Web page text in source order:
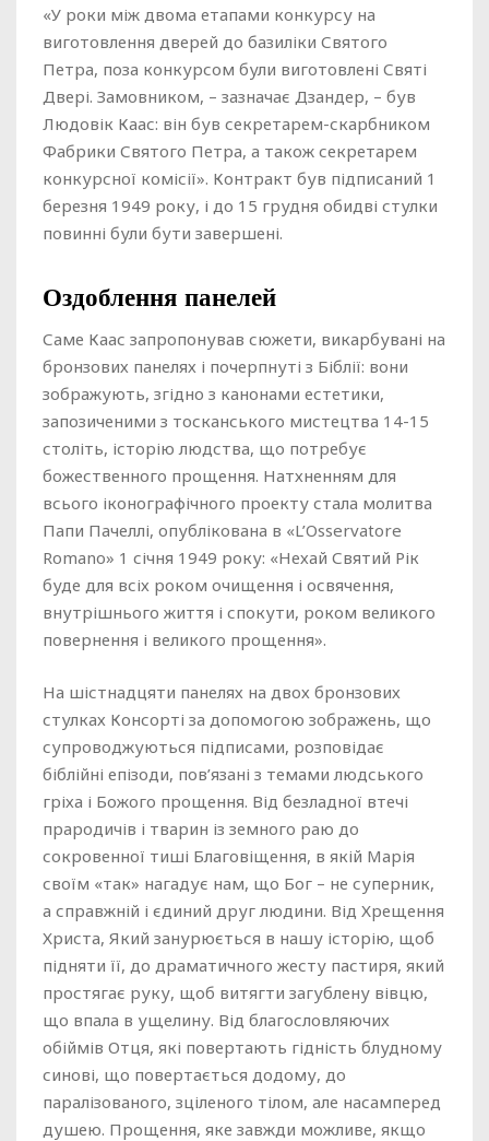
«У роки між двома етапами конкурсу на
виготовлення дверей до базиліки Святого
Петра, поза конкурсом були виготовлені Святі
Двері. Замовником, – зазначає Дзандер, – був
Людовік Каас: він був секретарем-скарбником
Фабрики Святого Петра, а також секретарем
конкурсної комісії». Контракт був підписаний 1
березня 1949 року, і до 15 грудня обидві стулки
повинні були бути завершені.
Оздоблення панелей
Саме Каас запропонував сюжети, викарбувані на
бронзових панелях і почерпнуті з Біблії: вони
зображують, згідно з канонами естетики,
запозиченими з тосканського мистецтва 14-15
століть, історію людства, що потребує
божественного прощення. Натхненням для
всього іконографічного проекту стала молитва
Папи Пачеллі, опублікована в «L’Osservatore
Romano» 1 січня 1949 року: «Нехай Святий Рік
буде для всіх роком очищення і освячення,
внутрішнього життя і спокути, роком великого
повернення і великого прощення».
На шістнадцяти панелях на двох бронзових
стулках Консорті за допомогою зображень, що
супроводжуються підписами, розповідає
біблійні епізоди, пов’язані з темами людського
гріха і Божого прощення. Від безладної втечі
прародичів і тварин із земного раю до
сокровенної тиші Благовіщення, в якій Марія
своїм «так» нагадує нам, що Бог – не суперник,
а справжній і єдиний друг людини. Від Хрещення
Христа, Який занурюється в нашу історію, щоб
підняти її, до драматичного жесту пастиря, який
простягає руку, щоб витягти загублену вівцю,
що впала в ущелину. Від благословляючих
обіймів Отця, які повертають гідність блудному
синові, що повертається додому, до
паралізованого, зціленого тілом, але насамперед
душею. Прощення, яке завжди можливе, якщо